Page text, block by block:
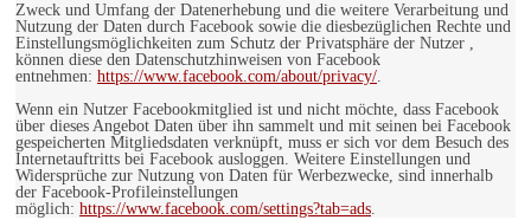
Zweck und Umfang der Datenerhebung und die weitere Verarbeitung und
Nutzung der Daten durch Facebook sowie die diesbezüglichen Rechte und
Einstellungsmöglichkeiten zum Schutz der Privatsphäre der Nutzer ,
können diese den Datenschutzhinweisen von Facebook
entnehmen: https://www.facebook.com/about/privacy/.
Wenn ein Nutzer Facebookmitglied ist und nicht möchte, dass Facebook
über dieses Angebot Daten über ihn sammelt und mit seinen bei Facebook
gespeicherten Mitgliedsdaten verknüpft, muss er sich vor dem Besuch des
Internetauftritts bei Facebook ausloggen. Weitere Einstellungen und
Widersprüche zur Nutzung von Daten für Werbezwecke, sind innerhalb
der Facebook-Profileinstellungen
möglich: https://www.facebook.com/settings?tab=ads.